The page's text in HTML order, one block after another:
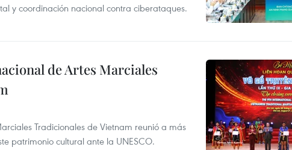
y coordinación nacional contra ciberataques.
de Artes Marciales
Tradicionales de Vietnam reunió a más
patrimonio cultural ante la UNESCO.